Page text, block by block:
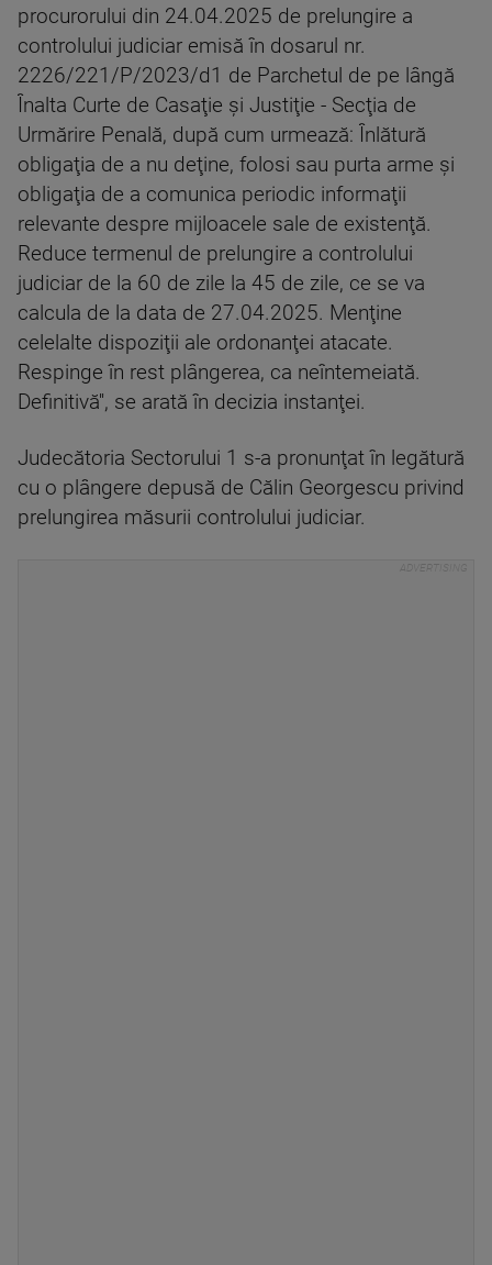
procurorului din 24.04.2025 de prelungire a
controlului judiciar emisă în dosarul nr.
2226/221/P/2023/d1 de Parchetul de pe lângă
Înalta Curte de Casaţie şi Justiţie - Secţia de
Urmărire Penală, după cum urmează: Înlătură
obligaţia de a nu deţine, folosi sau purta arme şi
obligaţia de a comunica periodic informaţii
relevante despre mijloacele sale de existenţă.
Reduce termenul de prelungire a controlului
judiciar de la 60 de zile la 45 de zile, ce se va
calcula de la data de 27.04.2025. Menţine
celelalte dispoziţii ale ordonanţei atacate.
Respinge în rest plângerea, ca neîntemeiată.
Definitivă'', se arată în decizia instanţei.
Judecătoria Sectorului 1 s-a pronunţat în legătură
cu o plângere depusă de Călin Georgescu privind
prelungirea măsurii controlului judiciar.